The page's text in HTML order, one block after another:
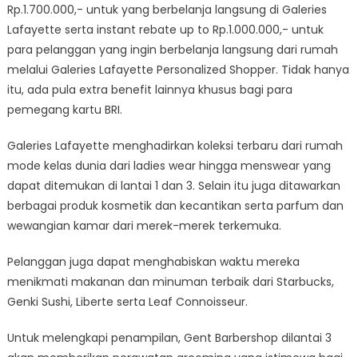
Rp.1.700.000,- untuk yang berbelanja langsung di Galeries
Lafayette serta instant rebate up to Rp.1.000.000,- untuk
para pelanggan yang ingin berbelanja langsung dari rumah
melalui Galeries Lafayette Personalized Shopper. Tidak hanya
itu, ada pula extra benefit lainnya khusus bagi para
pemegang kartu BRI.
Galeries Lafayette menghadirkan koleksi terbaru dari rumah
mode kelas dunia dari ladies wear hingga menswear yang
dapat ditemukan di lantai 1 dan 3. Selain itu juga ditawarkan
berbagai produk kosmetik dan kecantikan serta parfum dan
wewangian kamar dari merek-merek terkemuka.
Pelanggan juga dapat menghabiskan waktu mereka
menikmati makanan dan minuman terbaik dari Starbucks,
Genki Sushi, Liberte serta Leaf Connoisseur.
Untuk melengkapi penampilan, Gent Barbershop dilantai 3